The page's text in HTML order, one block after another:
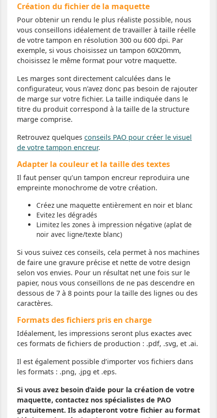
Création du fichier de la maquette
Pour obtenir un rendu le plus réaliste possible, nous
vous conseillons idéalement de travailler à taille réelle
de votre tampon en résolution 300 ou 600 dpi. Par
exemple, si vous choisissez un tampon 60X20mm,
choisissez le même format pour votre maquette.
Les marges sont directement calculées dans le
configurateur, vous n’avez donc pas besoin de rajouter
de marge sur votre fichier. La taille indiquée dans le
titre du produit correspond à la taille de la structure
marge comprise.
Retrouvez quelques conseils PAO pour créer le visuel
de votre tampon encreur.
Adapter la couleur et la taille des textes
Il faut penser qu’un tampon encreur reproduira une
empreinte monochrome de votre création.
Créez une maquette entièrement en noir et blanc
Evitez les dégradés
Limitez les zones à impression négative (aplat de
noir avec ligne/texte blanc)
Si vous suivez ces conseils, cela permet à nos machines
de faire une gravure précise et nette de votre design
selon vos envies. Pour un résultat net une fois sur le
papier, nous vous conseillons de ne pas descendre en
dessous de 7 à 8 points pour la taille des lignes ou des
caractères.
Formats des fichiers pris en charge
Idéalement, les impressions seront plus exactes avec
ces formats de fichiers de production : .pdf, .svg, et .ai.
Il est également possible d’importer vos fichiers dans
les formats : .png, .jpg et .eps.
Si vous avez besoin d’aide pour la création de votre
maquette, contactez nos spécialistes de PAO
gratuitement. Ils adapteront votre fichier au format